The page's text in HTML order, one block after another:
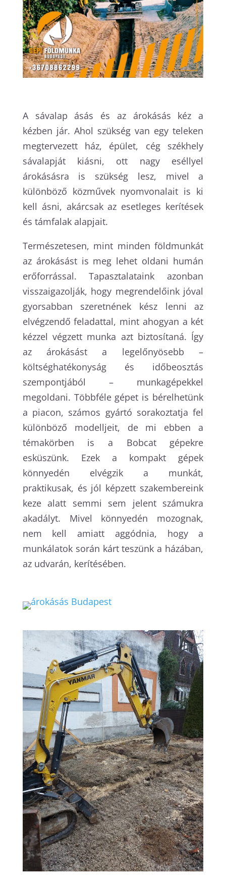
A sávalap ásás és az árokásás kéz a
kézben jár. Ahol szükség van egy teleken
megtervezett ház, épület, cég székhely
sávalapját kiásni, ott nagy eséllyel
árokásásra is szükség lesz, mivel a
különböző közművek nyomvonalait is ki
kell ásni, akárcsak az esetleges kerítések
és támfalak alapjait.
Természetesen, mint minden földmunkát
az árokásást is meg lehet oldani humán
erőforrással. Tapasztalataink azonban
visszaigazolják, hogy megrendelőink jóval
gyorsabban szeretnének kész lenni az
elvégzendő feladattal, mint ahogyan a két
kézzel végzett munka azt biztosítaná. Így
az árokásást a legelőnyösebb –
költséghatékonyság és időbeosztás
szempontjából – munkagépekkel
megoldani. Többféle gépet is bérelhetünk
a piacon, számos gyártó sorakoztatja fel
különböző modelljeit, de mi ebben a
témakörben is a Bobcat gépekre
esküszünk. Ezek a kompakt gépek
könnyedén elvégzik a munkát,
praktikusak, és jól képzett szakembereink
keze alatt semmi sem jelent számukra
akadályt. Mivel könnyedén mozognak,
nem kell amiatt aggódnia, hogy a
munkálatok során kárt teszünk a házában,
az udvarán, kerítésében.